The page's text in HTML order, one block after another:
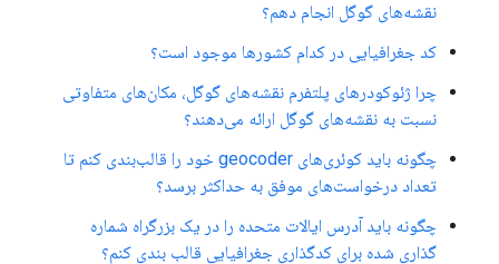
نقشه‌های گوگل انجام دهم؟
کد جغرافیایی در کدام کشورها موجود است؟
چرا ژئوکودرهای پلتفرم نقشه‌های گوگل، مکان‌های متفاوتی
نسبت به نقشه‌های گوگل ارائه می‌دهند؟
چگونه باید کوئری‌های geocoder خود را قالب‌بندی کنم تا
تعداد درخواست‌های موفق به حداکثر برسد؟
چگونه باید آدرس ایالات متحده را در یک بزرگراه شماره
گذاری شده برای کدگذاری جغرافیایی قالب بندی کنم؟